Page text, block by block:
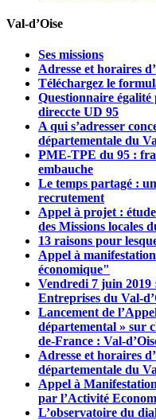
Val-d’Oise
Ses missions
Adresse et horaires
Téléchargez le
Questionnaire égalité
direccte UD 95
A qui s’adresser
départementale du
PME-TPE du 95 :
embauche
Le temps partagé :
recrutement
Appel à projet :
des Missions locales
13 raisons pour
Appel à
économique"
Vendredi 7 juin 2019
Entreprises du Val-
Lancement de
départemental » sur
de-France : Val-
Adresse et horaires
départementale du
Appel à
par l’Activité
L’observatoire du